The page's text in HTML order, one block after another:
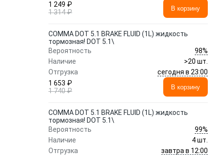
1 249 ₽
1 314 ₽
В корзину
COMMA DOT 5.1 BRAKE FLUID (1L) жидкость
тормозная! DOT 5.1\
Вероятность
98%
Наличие
>20 шт.
Отгрузка
сегодня в 23:00
1 653 ₽
1 740 ₽
В корзину
COMMA DOT 5.1 BRAKE FLUID (1L) жидкость
тормозная! DOT 5.1\
Вероятность
99%
Наличие
4 шт.
Отгрузка
завтра в 12:00